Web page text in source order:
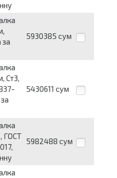
за
5930385 сум
Ст3,
5430611 сум
ГОСТ
5982488 сум